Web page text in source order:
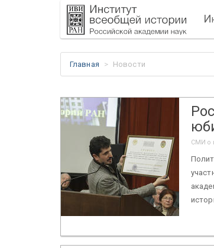
И
Главная Новости
СМИ о